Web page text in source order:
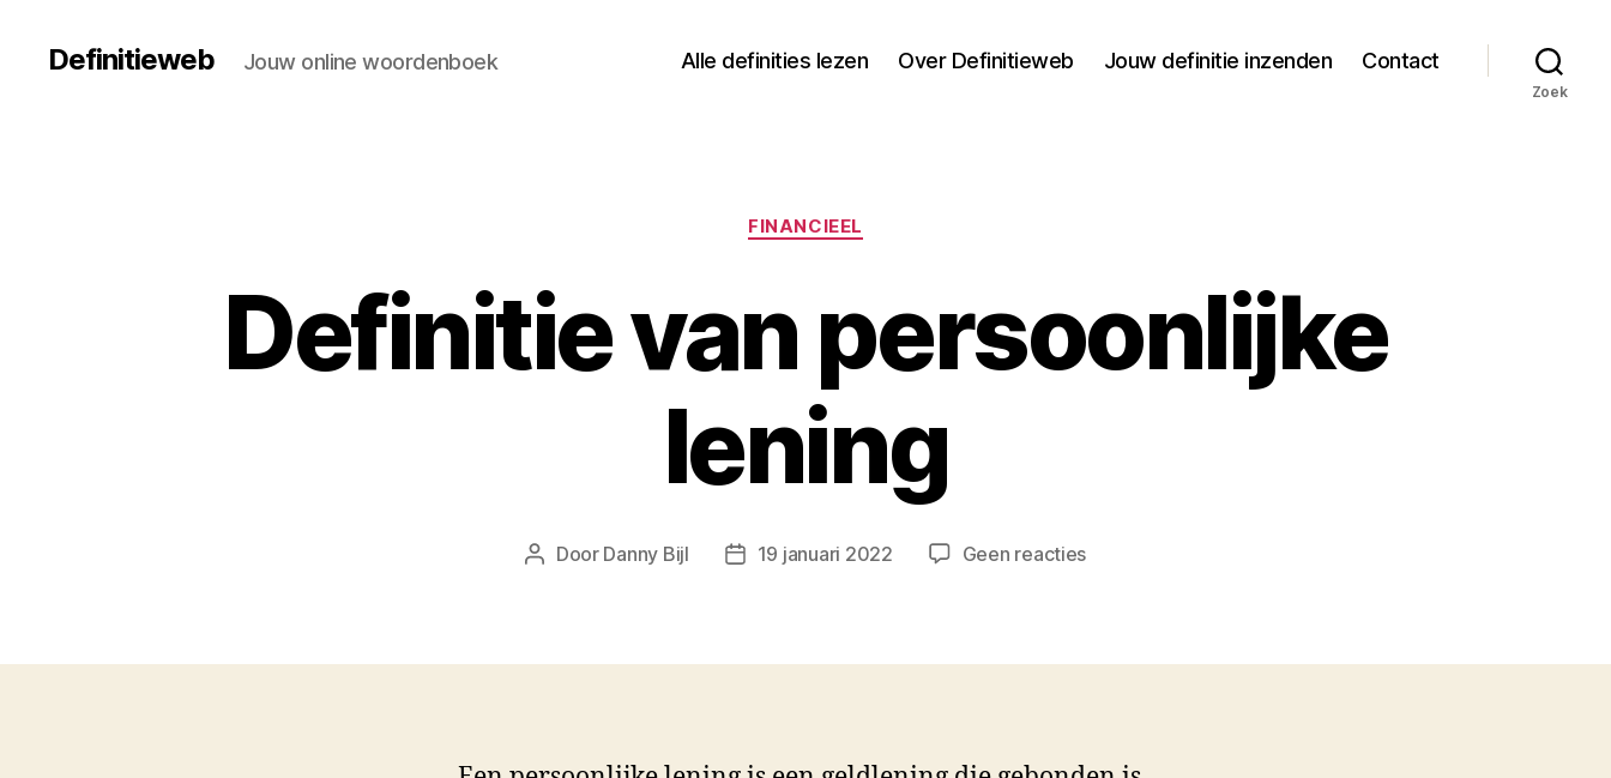
Definitieweb Jouw online woordenboek Alle definities lezen Over Definitieweb Jouw definitie inzenden Contact
Zoek
Categorieën
FINANCIEEL
Definitie van persoonlijke
lening
Berichtauteur
Door Danny Bijl Berichtdatum
19 januari 2022 Geen reactiesop
lening